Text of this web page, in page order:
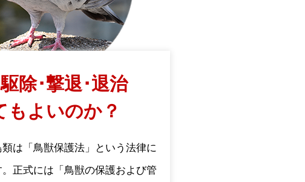
除･撃退･退治
もよいのか？
は「鳥獣保護法」という法律に
正式には「鳥獣の保護および管